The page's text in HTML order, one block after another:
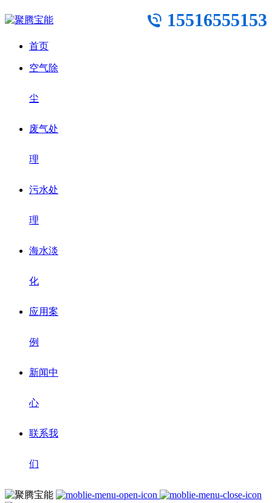
15516555153
首页
空气除
尘
废气处
理
污水处
理
海水淡
化
应用案
例
新闻中
心
联系我
们